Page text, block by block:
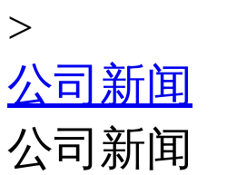
>
公司新闻
公司新闻